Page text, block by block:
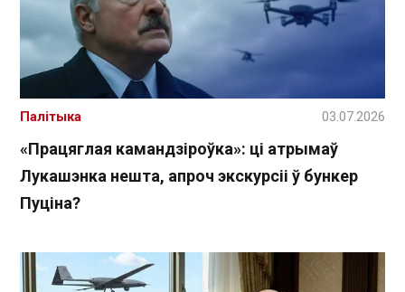
«Працяглая камандзіроўка»: ці атрымаў
Лукашэнка нешта, апроч экскурсіі ў бункер
Пуціна?
Палітыка 03.07.2026